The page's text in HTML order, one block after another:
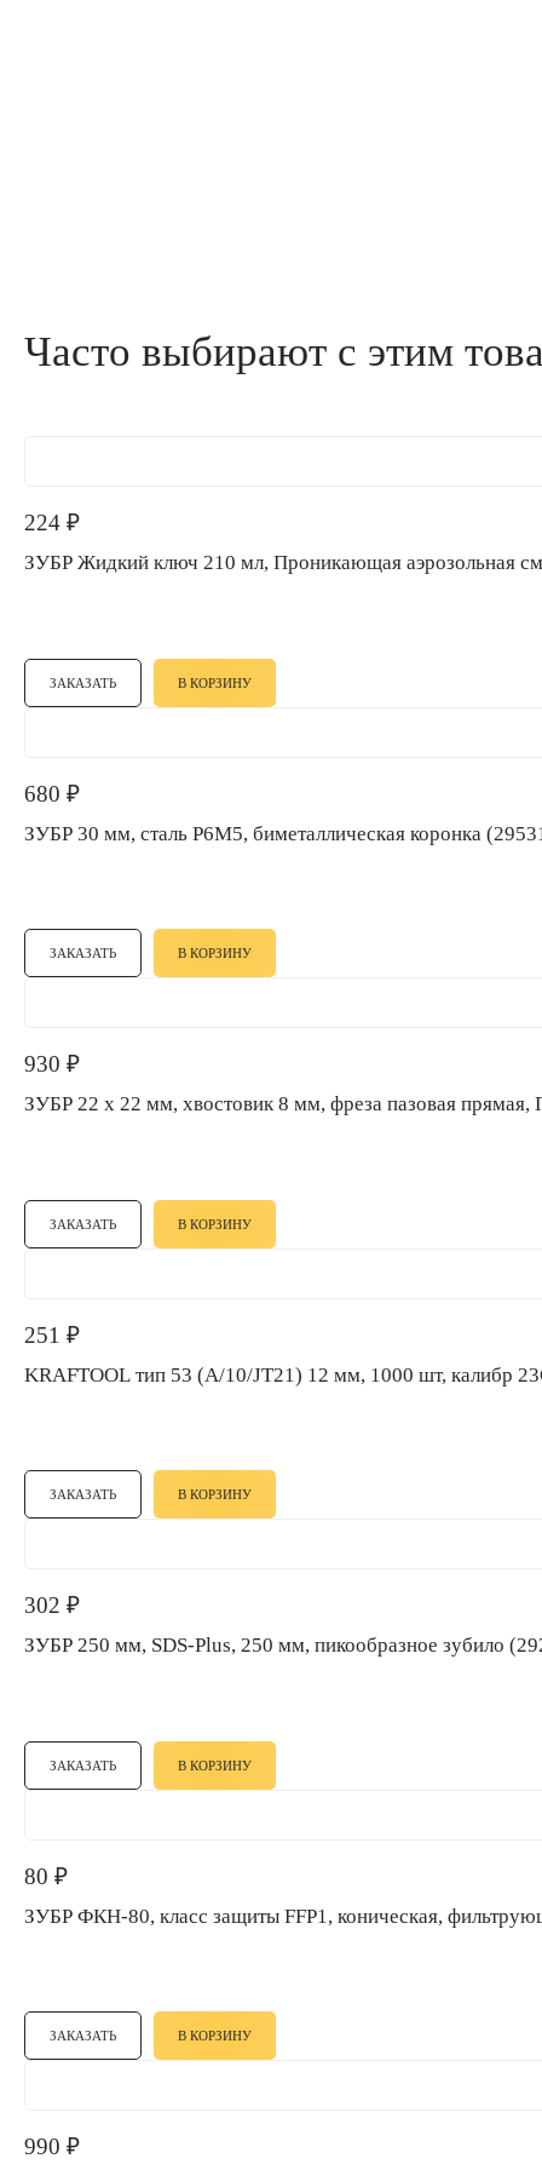
Часто выбирают с этим
224 ₽
ЗУБР Жидкий ключ 210 мл, Проникающая
ЗАКАЗАТЬ В КОРЗИНУ
680 ₽
ЗУБР 30 мм, сталь Р6М5, биметаллическая коронка
ЗАКАЗАТЬ В КОРЗИНУ
930 ₽
ЗУБР 22 x 22 мм, хвостовик 8 мм, фреза пазовая
ЗАКАЗАТЬ В КОРЗИНУ
251 ₽
KRAFTOOL тип 53 (A/10/JT21) 12 мм, 1000 шт,
ЗАКАЗАТЬ В КОРЗИНУ
302 ₽
ЗУБР 250 мм,
ЗАКАЗАТЬ В КОРЗИНУ
80 ₽
ЗУБР ФКН-80, класс защиты FFP1, коническая,
ЗАКАЗАТЬ В КОРЗИНУ
990 ₽